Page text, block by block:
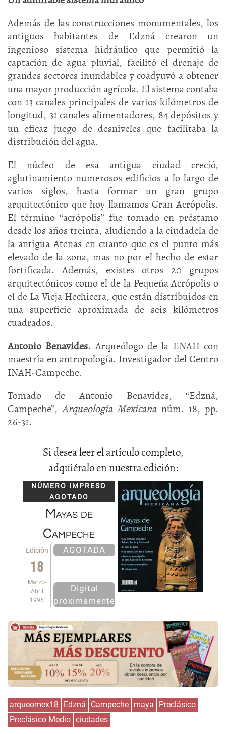
Además de las construcciones monumentales, los
antiguos habitantes de Edzná crearon un
ingenioso sistema hidráulico que permitió la
captación de agua pluvial, facilitó el drenaje de
grandes sectores inundables y coadyuvó a obtener
una mayor producción agrícola. El sistema contaba
con 13 canales principales de varios kilómetros de
longitud, 31 canales alimentadores, 84 depósitos y
un eficaz juego de desniveles que facilitaba la
distribución del agua.
El núcleo de esa antigua ciudad creció,
aglutinamiento numerosos edificios a lo largo de
varios siglos, hasta formar un gran grupo
arquitectónico que hoy llamamos Gran Acrópolis.
El término “acrópolis” fue tomado en préstamo
desde los años treinta, aludiendo a la ciudadela de
la antigua Atenas en cuanto que es el punto más
elevado de la zona, mas no por el hecho de estar
fortificada. Además, existes otros 20 grupos
arquitectónicos como el de la Pequeña Acrópolis o
el de La Vieja Hechicera, que están distribuidos en
una superficie aproximada de seis kilómetros
cuadrados.
Antonio Benavides. Arqueólogo de la ENAH con
maestría en antropología. Investigador del Centro
INAH-Campeche.
Tomado de Antonio Benavides, “Edzná,
Campeche”,Arqueología Mexicananúm. 18, pp.
26-31.
Si desea leer el artículo completo,
adquiéralo en nuestra edición:
NÚMERO IMPRESO
AGOTADO
Mayas de
Campeche
Edición
18
Marzo-
Abril
1996
AGOTADA
Digital
próximamente
arqueomex18 Edzná Campeche maya
Preclásico
Preclásico Medio ciudades